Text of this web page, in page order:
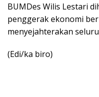
BUMDes Wilis Lestari
penggerak ekonomi
menyejahterakan
(Edi/ka biro)